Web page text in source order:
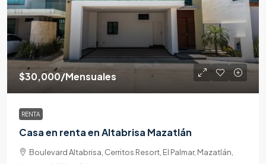
$30,000/Mensuales
RENTA
Casa en renta en Altabrisa Mazatlán
Boulevard Altabrisa, Cerritos Resort, El Palmar, Mazatlán,